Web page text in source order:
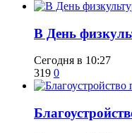
​В День
Сегодня в 10:27
319 0